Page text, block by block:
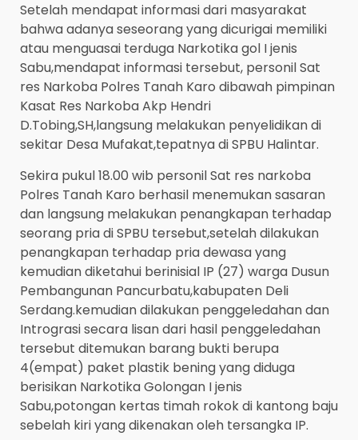
Setelah mendapat informasi dari masyarakat
bahwa adanya seseorang yang dicurigai memiliki
atau menguasai terduga Narkotika gol I jenis
Sabu,mendapat informasi tersebut, personil Sat
res Narkoba Polres Tanah Karo dibawah pimpinan
Kasat Res Narkoba Akp Hendri
D.Tobing,SH,langsung melakukan penyelidikan di
sekitar Desa Mufakat,tepatnya di SPBU Halintar.
Sekira pukul 18.00 wib personil Sat res narkoba
Polres Tanah Karo berhasil menemukan sasaran
dan langsung melakukan penangkapan terhadap
seorang pria di SPBU tersebut,setelah dilakukan
penangkapan terhadap pria dewasa yang
kemudian diketahui berinisial IP (27) warga Dusun
Pembangunan Pancurbatu,kabupaten Deli
Serdang.kemudian dilakukan penggeledahan dan
Intrograsi secara lisan dari hasil penggeledahan
tersebut ditemukan barang bukti berupa
4(empat) paket plastik bening yang diduga
berisikan Narkotika Golongan I jenis
Sabu,potongan kertas timah rokok di kantong baju
sebelah kiri yang dikenakan oleh tersangka IP.